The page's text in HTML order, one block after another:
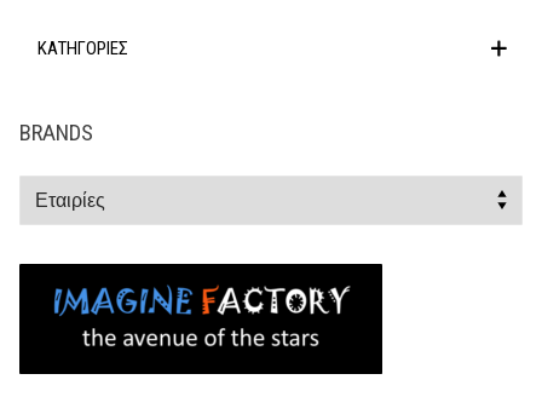
ΚΑΤΗΓΟΡΙΕΣ
BRANDS